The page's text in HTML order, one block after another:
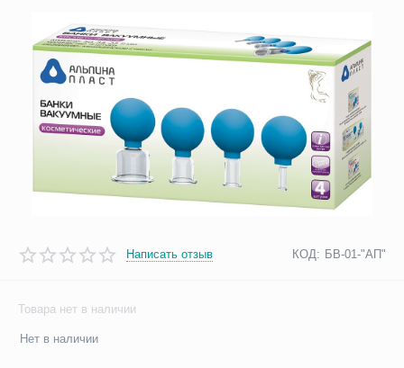
Написать отзыв КОД: БВ-01-"АП"
Товара нет в наличии
Нет в наличии